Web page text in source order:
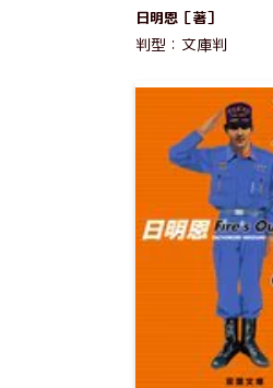
日明恩［著］
判型：文庫判